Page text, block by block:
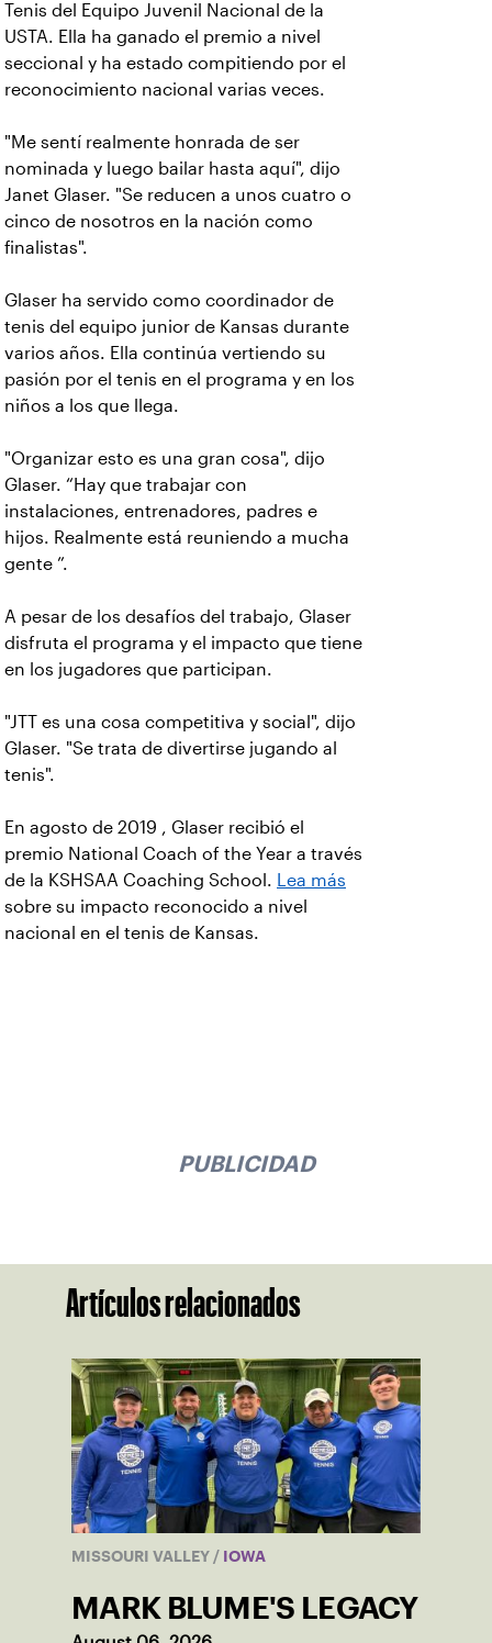
Tenis del Equipo Juvenil Nacional de la
USTA. Ella ha ganado el premio a nivel
seccional y ha estado compitiendo por el
reconocimiento nacional varias veces.
"Me sentí realmente honrada de ser
nominada y luego bailar hasta aquí", dijo
Janet Glaser. "Se reducen a unos cuatro o
cinco de nosotros en la nación como
finalistas".
Glaser ha servido como coordinador de
tenis del equipo junior de Kansas durante
varios años. Ella continúa vertiendo su
pasión por el tenis en el programa y en los
niños a los que llega.
"Organizar esto es una gran cosa", dijo
Glaser. “Hay que trabajar con
instalaciones, entrenadores, padres e
hijos. Realmente está reuniendo a mucha
gente ”.
A pesar de los desafíos del trabajo, Glaser
disfruta el programa y el impacto que tiene
en los jugadores que participan.
"JTT es una cosa competitiva y social", dijo
Glaser. "Se trata de divertirse jugando al
tenis".
En agosto de 2019 , Glaser recibió el
premio National Coach of the Year a través
de la KSHSAA Coaching School.
Lea más
sobre su impacto reconocido a nivel
nacional en el tenis de Kansas.
PUBLICIDAD
Artículos relacionados
MISSOURI VALLEY / IOWA
MARK BLUME'S LEGACY